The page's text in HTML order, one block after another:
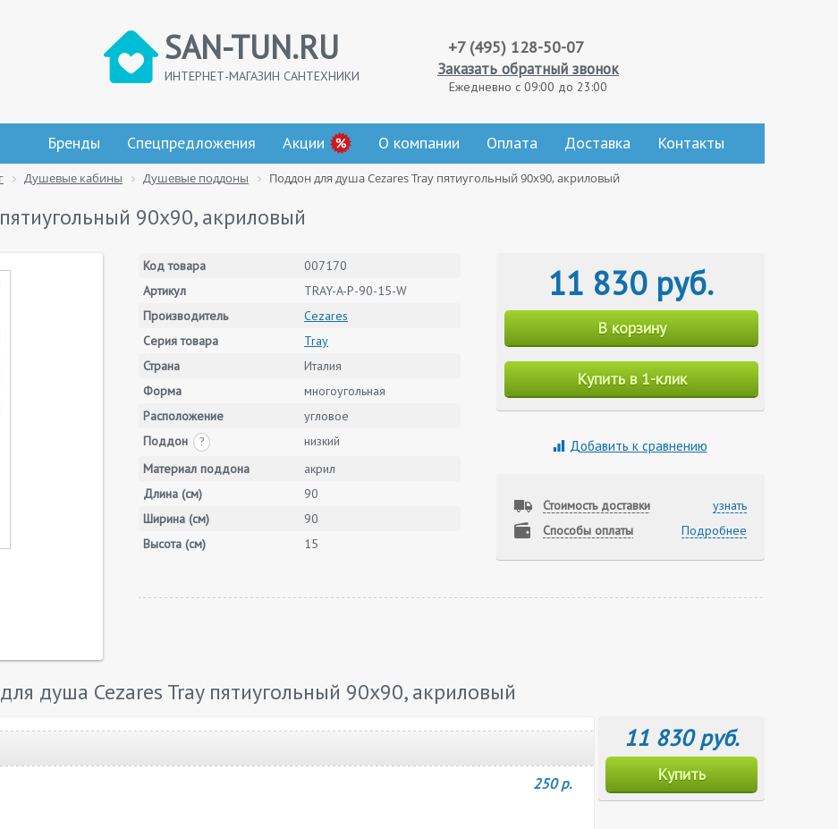
SAN-TUN.RU
ИНТЕРНЕТ-МАГАЗИН САНТЕХНИКИ
+7 (495) 128-50-07
Заказать обратный звонок
Ежедневно с 09:00 до 23:00
Бренды Спецпредложения Акции О компании Оплата Доставка Контакты
Душевые кабины Душевые поддоны Поддон для душа Cezares Tray пятиугольный 90х90, акриловый
90х90, акриловый
Код товара
007170
Артикул
TRAY-A-P-90-15-W
Производитель
Cezares
Серия товара
Tray
Страна
Италия
Форма
многоугольная
Расположение
угловое
Поддон
?
низкий
Материал поддона
акрил
Длина (см)
90
Ширина (см)
90
Высота (см)
15
11 830 руб.
В корзину
Купить в 1-клик
Добавить к сравнению
Стоимость доставки
узнать
Способы оплаты
Подробнее
душа Cezares Tray пятиугольный 90х90, акриловый
250 р.
11 830 руб.
Купить